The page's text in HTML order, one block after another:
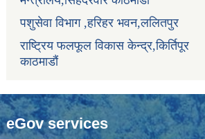
पशुसेवा विभाग ,हरिहर भवन,ललितपुर
राष्ट्रिय फलफूल विकास केन्द्र,किर्तिपूर
काठमाडौं
eGov services